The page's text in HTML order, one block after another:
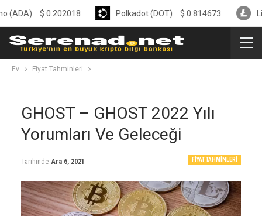
Ev Fiyat Tahminleri
GHOST – GHOST 2022 Yılı
Yorumları Ve Geleceği
FIYAT TAHMINLERI
Tarihinde Ara 6, 2021
$0.202018 Polkadot (DOT) $0.814673 Litecoin